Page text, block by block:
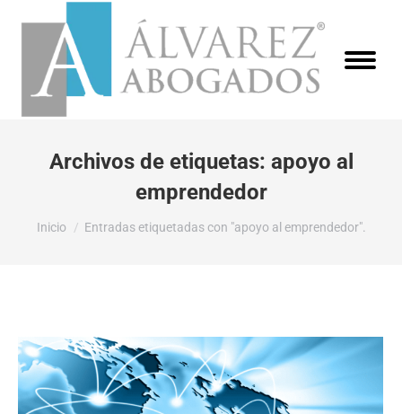
Archivos de etiquetas: apoyo al
emprendedor
Estás aquí:
Inicio Entradas etiquetadas con "apoyo al emprendedor".